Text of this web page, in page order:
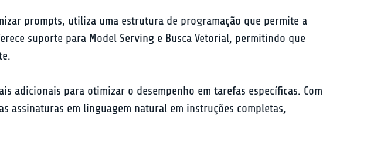
prompts, utiliza uma estrutura de programação que permite a
suporte para Model Serving e Busca Vetorial, permitindo que
adicionais para otimizar o desempenho em tarefas específicas. Com
assinaturas em linguagem natural em instruções completas,